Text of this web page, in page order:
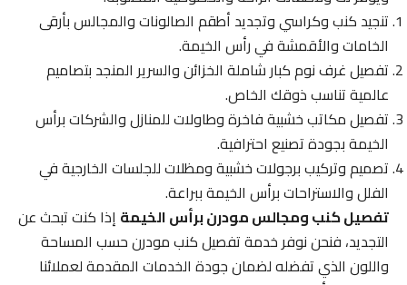
تنجيد كنب وكراسي وتجديد أطقم الصالونات والمجالس بأرقى
الخامات والأقمشة في رأس الخيمة.
تفصيل غرف نوم كبار شاملة الخزائن والسرير المنجد بتصاميم
عالمية تناسب ذوقك الخاص.
تفصيل مكاتب خشبية فاخرة وطاولات للمنازل والشركات برأس
الخيمة بجودة تصنيع احترافية.
تصميم وتركيب برجولات خشبية ومظلات للجلسات الخارجية في
الفلل والاستراحات برأس الخيمة ببراعة.
تفصيل كنب ومجالس مودرن برأس الخيمةإذا كنت تبحث عن
التجديد، فنحن نوفر خدمة تفصيل كنب مودرن حسب المساحة
واللون الذي تفضله لضمان جودة الخدمات المقدمة لعملائنا